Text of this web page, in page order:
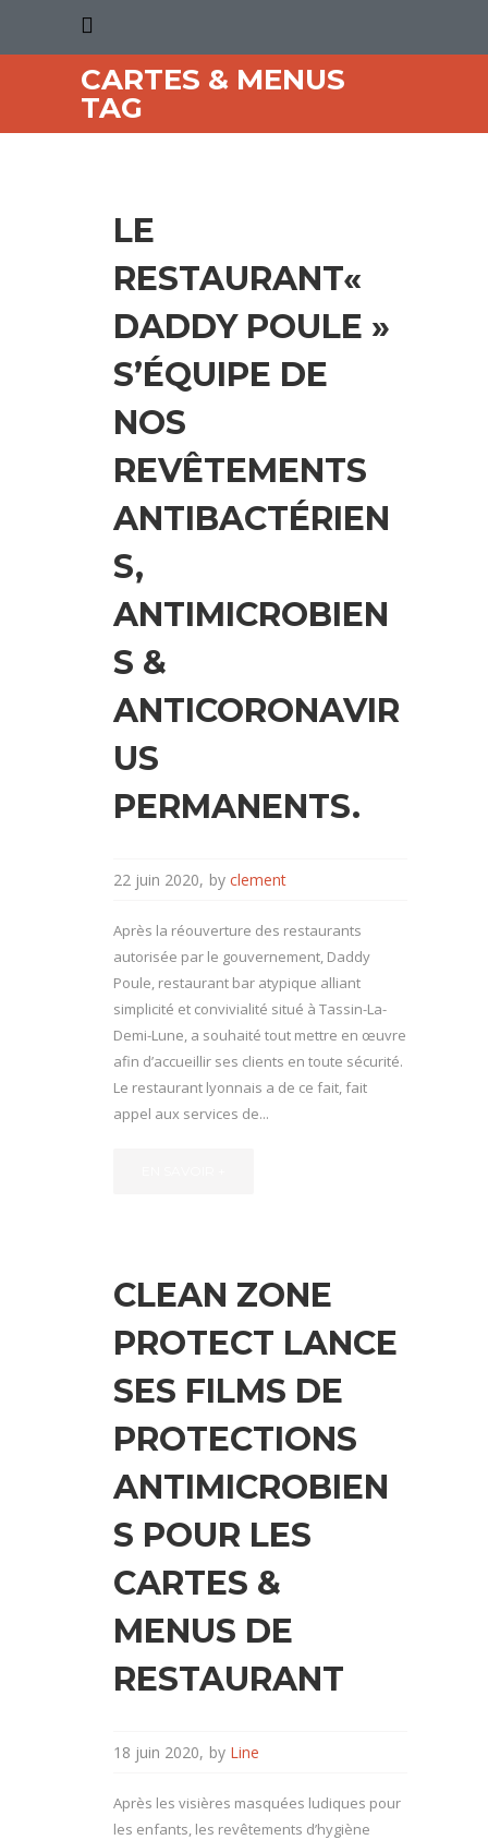
CARTES & MENUS
TAG
LE
RESTAURANT«
DADDY POULE »
S’ÉQUIPE DE
NOS
REVÊTEMENTS
ANTIBACTÉRIEN
S,
ANTIMICROBIEN
S &
ANTICORONAVIR
US
PERMANENTS.
22 juin 2020 by clement
Après la réouverture des restaurants
autorisée par le gouvernement, Daddy
Poule, restaurant bar atypique alliant
simplicité et convivialité situé à Tassin-La-
Demi-Lune, a souhaité tout mettre en œuvre
afin d’accueillir ses clients en toute sécurité.
Le restaurant lyonnais a de ce fait, fait
appel aux services de...
CLEAN ZONE
PROTECT LANCE
SES FILMS DE
PROTECTIONS
ANTIMICROBIEN
S POUR LES
CARTES &
MENUS DE
RESTAURANT
18 juin 2020 by Line
Après les visières masquées ludiques pour
les enfants, les revêtements d’hygiène